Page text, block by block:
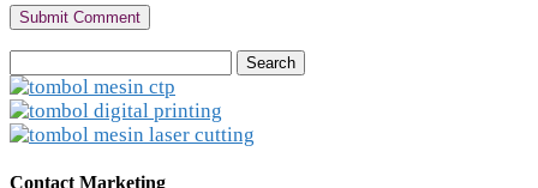
for:
Contact Marketing